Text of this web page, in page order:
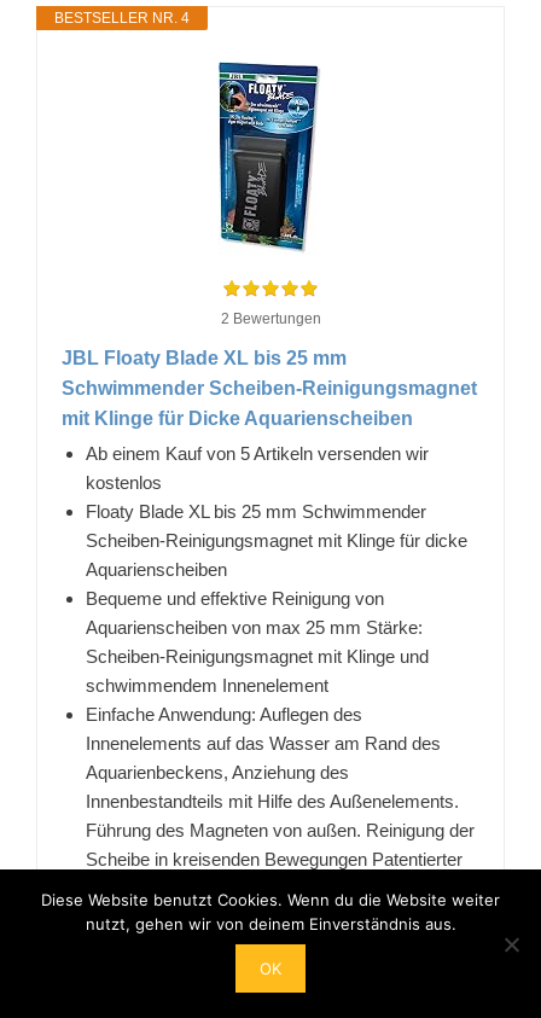
BESTSELLER NR. 4
2 Bewertungen
JBL Floaty Blade XL bis 25 mm
Schwimmender Scheiben-Reinigungsmagnet
mit Klinge für Dicke Aquarienscheiben
Ab einem Kauf von 5 Artikeln versenden wir
kostenlos
Floaty Blade XL bis 25 mm Schwimmender
Scheiben-Reinigungsmagnet mit Klinge für dicke
Aquarienscheiben
Bequeme und effektive Reinigung von
Aquarienscheiben von max 25 mm Stärke:
Scheiben-Reinigungsmagnet mit Klinge und
schwimmendem Innenelement
Einfache Anwendung: Auflegen des
Innenelements auf das Wasser am Rand des
Aquarienbeckens, Anziehung des
Innenbestandteils mit Hilfe des Außenelements.
Führung des Magneten von außen. Reinigung der
Scheibe in kreisenden Bewegungen Patentierter
Aquariums durch abgeschrägte Kanten,
Schwimmendes Innenelement: Keine Kratzer in
der Scheibe durch eingeklemmte Steine vom
Diese Website benutzt Cookies. Wenn du die Website weiter
nutzt, gehen wir von deinem Einverständnis aus.
OK